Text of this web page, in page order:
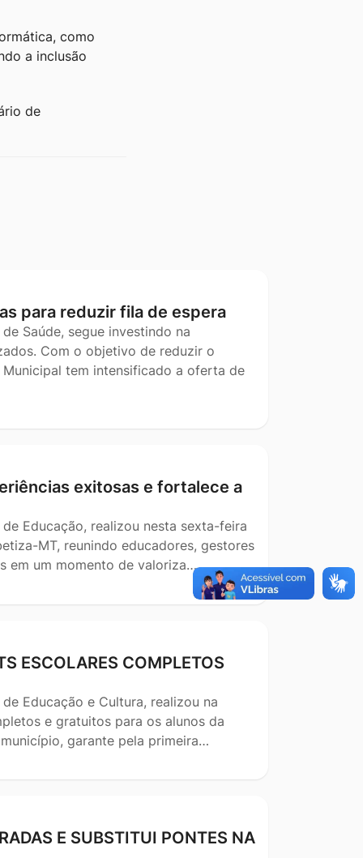
como
a inclusão
de
para reduzir fila de espera
Saúde, segue investindo na
Com o objetivo de reduzir o
tem intensificado a oferta de
exitosas e fortalece a
Educação, realizou nesta sexta-feira
MT, reunindo educadores, gestores
em um momento de valoriza…
ESCOLARES COMPLETOS
Educação e Cultura, realizou na
e gratuitos para os alunos da
garante pela primeira…
E SUBSTITUI PONTES NA